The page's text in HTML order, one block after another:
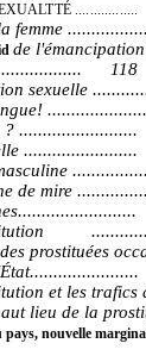
ET
femme
de
118
sexuelle
?
de mire
prostitution
des prostituées
et les
haut lieu de
nouvelle